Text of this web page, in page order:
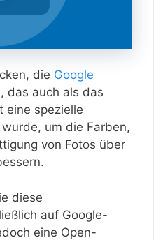
die Google
, das auch als das
eine spezielle
um die Farben,
von Fotos über
diese
auf Google-
eine Open-